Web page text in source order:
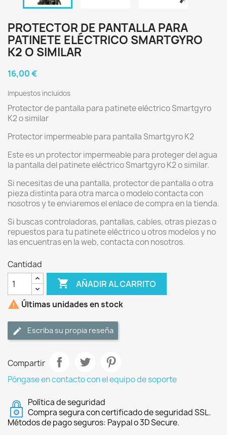
PROTECTOR DE PANTALLA PARA
PATINETE ELÉCTRICO SMARTGYRO
K2 O SIMILAR
16,00 €
Impuestos incluidos
Protector de pantalla para patinete eléctrico Smartgyro
K2 o similar
Protector impermeable para pantalla Smartgyro K2
Este es un protector impermeable para proteger del agua
la pantalla del patinete eléctrico Smartgyro K2 o similar.
Si necesitas de una pantalla, protector de pantalla o otra
pieza distinta para otra marca o modelo contacta con
nosotros y te enviaremos el enlace de compra en la tienda.
Si buscas controladoras, pantallas, cables, otras piezas o
repuestos para tu patinete eléctrico u otros modelos y no
las encuentras en la web, contacta con nosotros.
Cantidad
 AÑADIR AL CARRITO
 Últimas unidades en stock
Escriba su propia reseña
Compartir
Póngase en contacto con el equipo de soporte
Política de seguridad
Compra segura con certificado de seguridad SSL.
Métodos de pago seguros: Paypal o 3D Secure.